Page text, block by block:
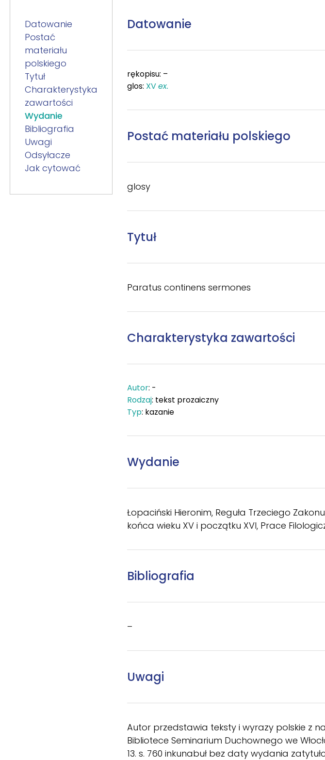
Datowanie
Postać
materiału
polskiego
Tytuł
Charakterystyka
zawartości
Wydanie
Bibliografia
Uwagi
Odsyłacze
Jak cytować
Datowanie
rękopisu: –
glos: XVex.
Postać materiału polskiego
glosy
Tytuł
Paratus continens sermones
Charakterystyka zawartości
Autor: -
Rodzaj: tekst prozaiczny
Typ: kazanie
Wydanie
Łopaciński Hieronim, Reguła Trzeciego
końca wieku XV i początku XVI, Prace
Bibliografia
–
Uwagi
Autor przedstawia teksty i wyrazy polskie z
Bibliotece Seminarium Duchownego we
13. s. 760 inkunabuł bez daty wydania